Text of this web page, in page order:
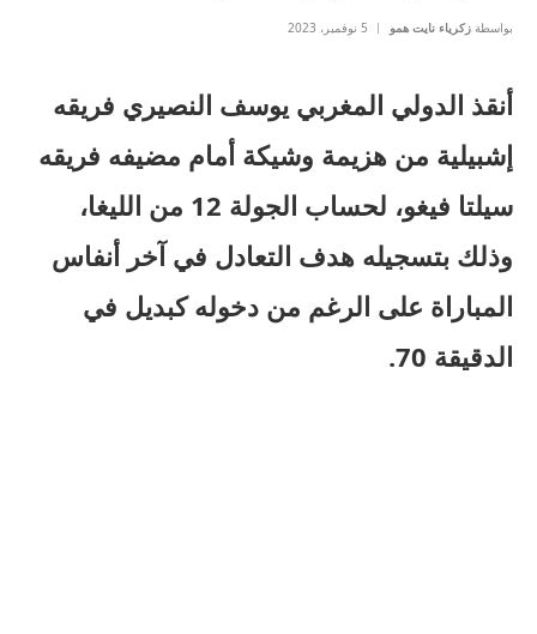
بواسطة زكرياء نايت همو 5 نوفمبر، 2023
أنقذ الدولي المغربي يوسف النصيري فريقه
إشبيلية من هزيمة وشيكة أمام مضيفه فريقه
سيلتا فيغو، لحساب الجولة 12 من الليغا،
وذلك بتسجيله هدف التعادل في آخر أنفاس
المباراة على الرغم من دخوله كبديل في
الدقيقة 70.